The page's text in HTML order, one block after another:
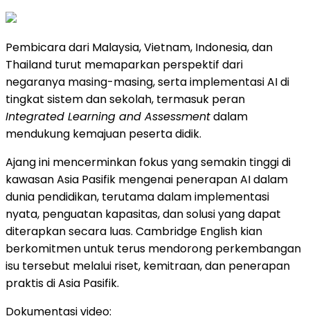
Pembicara dari Malaysia, Vietnam, Indonesia, dan
Thailand turut memaparkan perspektif dari
negaranya masing-masing, serta implementasi AI di
tingkat sistem dan sekolah, termasuk peran
Integrated Learning and Assessmentdalam
mendukung kemajuan peserta didik.
Ajang ini mencerminkan fokus yang semakin tinggi di
kawasan Asia Pasifik mengenai penerapan AI dalam
dunia pendidikan, terutama dalam implementasi
nyata, penguatan kapasitas, dan solusi yang dapat
diterapkan secara luas. Cambridge English kian
berkomitmen untuk terus mendorong perkembangan
isu tersebut melalui riset, kemitraan, dan penerapan
praktis di Asia Pasifik.
Dokumentasi video: